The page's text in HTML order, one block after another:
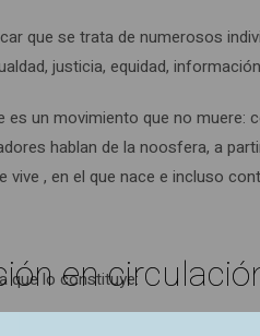
que se trata de numerosos
justicia, equidad,
un movimiento que no muere:
hablan de la noosfera, a
, en el que nace e incluso
que lo constituye:
Legion. We do not forgive.
en